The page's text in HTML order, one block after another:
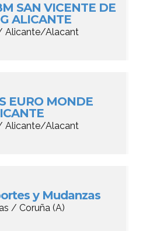
SAN VICENTE DE
ALICANTE
Alicante/Alacant
EURO MONDE
Alicante/Alacant
y Mudanzas
/ Coruña (A)